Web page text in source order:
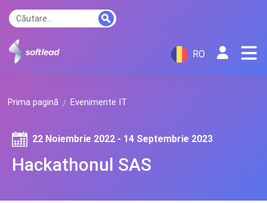
RO
Prima pagină Evenimente IT
Hackathonul SAS
22 Noiembrie 2022 - 14 Septembrie 2023